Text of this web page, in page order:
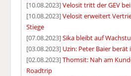
[10.08.2023]Velosit tritt der GEV bei
[10.08.2023]Velosit erweitert
Stiege
[07.08.2023]Sika bleibt auf
[03.08.2023] Uzin: Peter Baier berät
[02.08.2023]Thomsit: Nah am
Roadtrip